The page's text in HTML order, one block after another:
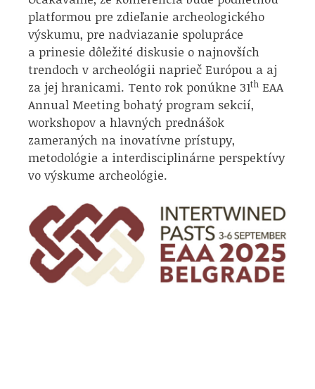
platformou pre zdieľanie archeologického
výskumu, pre nadviazanie spolupráce
a prinesie dôležité diskusie o najnovších
trendoch v archeológii naprieč Európou a aj
za jej hranicami. Tento rok ponúkne 31th EAA
Annual Meeting bohatý program sekcií,
workshopov a hlavných prednášok
zameraných na inovatívne prístupy,
metodológie a interdisciplinárne perspektívy
vo výskume archeológie.